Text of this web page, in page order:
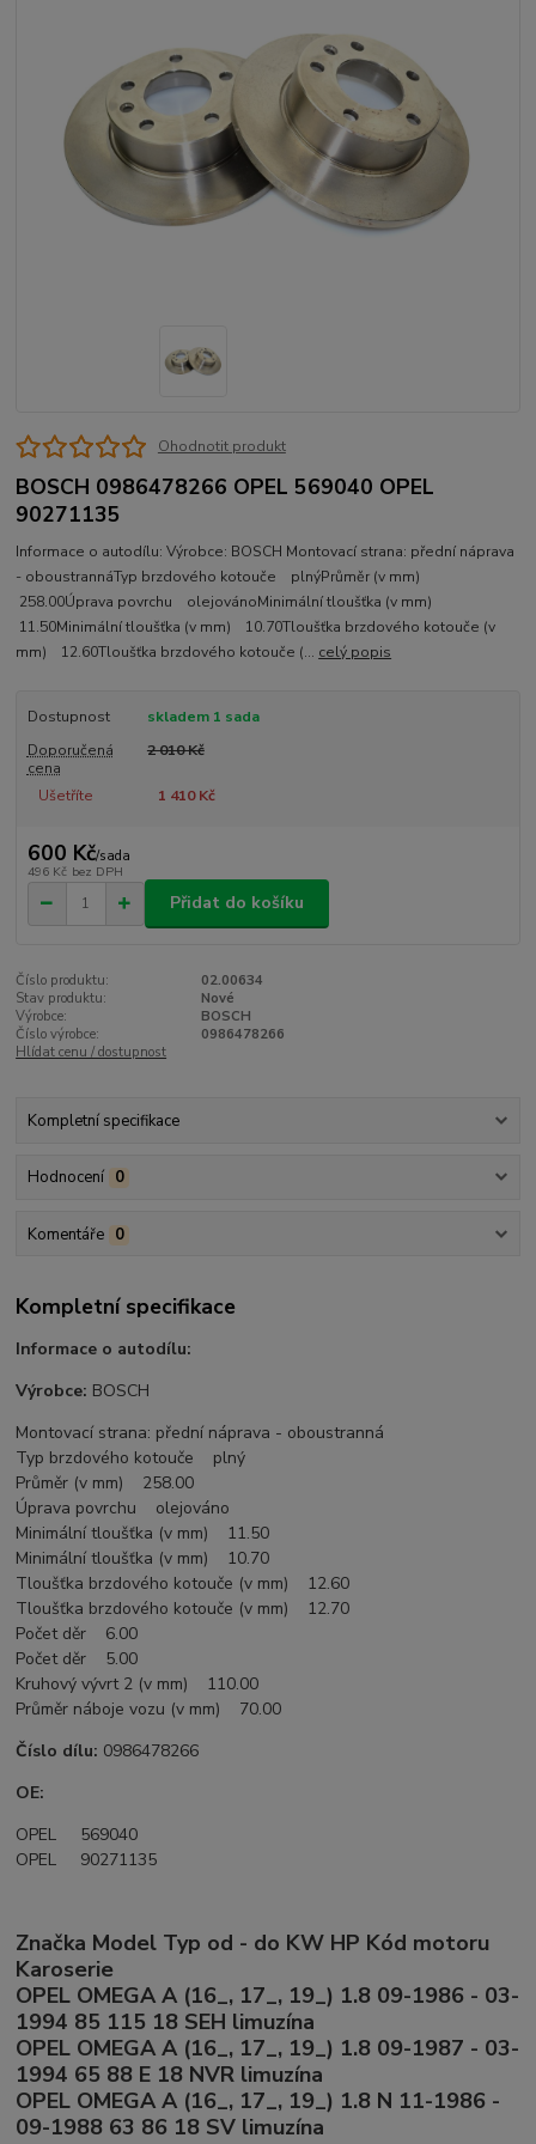
Ohodnotit produkt
BOSCH 0986478266 OPEL 569040 OPEL
90271135
Informace o autodílu: Výrobce: BOSCH Montovací strana: přední náprava
- oboustrannáTyp brzdového kotouče plnýPrůměr (v mm)
258.00Úprava povrchu olejovánoMinimální tloušťka (v mm)
11.50Minimální tloušťka (v mm) 10.70Tloušťka brzdového kotouče (v
mm) 12.60Tloušťka brzdového kotouče (... celý popis
Dostupnost
skladem 1 sada
Doporučená
cena
2 010 Kč
Ušetříte 1 410 Kč
600 Kč/sada
496 Kč bez DPH
Přidat do košíku
Číslo produktu:
02.00634
Stav produktu:
Nové
Výrobce:
BOSCH
Číslo výrobce:
0986478266
Hlídat cenu / dostupnost
Kompletní specifikace
Hodnocení 0
Komentáře 0
Kompletní specifikace
Informace o autodílu:
Výrobce: BOSCH
Montovací strana: přední náprava - oboustranná
Typ brzdového kotouče plný
Průměr (v mm) 258.00
Úprava povrchu olejováno
Minimální tloušťka (v mm) 11.50
Minimální tloušťka (v mm) 10.70
Tloušťka brzdového kotouče (v mm) 12.60
Tloušťka brzdového kotouče (v mm) 12.70
Počet děr 6.00
Počet děr 5.00
Kruhový vývrt 2 (v mm) 110.00
Průměr náboje vozu (v mm) 70.00
Číslo dílu: 0986478266
OE:
OPEL 569040
OPEL 90271135
Značka Model Typ od - do KW HP Kód motoru
Karoserie
OPEL OMEGA A (16_, 17_, 19_) 1.8 09-1986 - 03-
1994 85 115 18 SEH limuzína
OPEL OMEGA A (16_, 17_, 19_) 1.8 09-1987 - 03-
1994 65 88 E 18 NVR limuzína
OPEL OMEGA A (16_, 17_, 19_) 1.8 N 11-1986 -
09-1988 63 86 18 SV limuzína